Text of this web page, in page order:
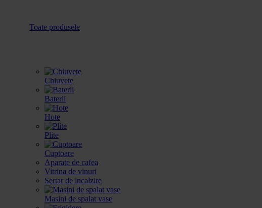
Toate produsele
Chiuvete
Baterii
Hote
Plite
Cuptoare
Aparate de cafea
Vitrina de vinuri
Sertar de incalzire
Masini de spalat vase